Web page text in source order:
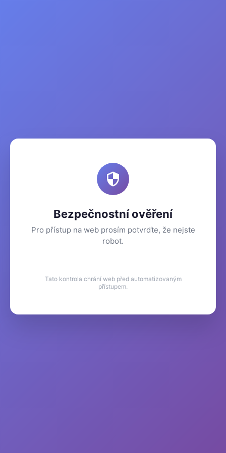
Bezpečnostní ověření
Pro přístup na web prosím potvrďte, že nejste
robot.
Tato kontrola chrání web před automatizovaným
přístupem.